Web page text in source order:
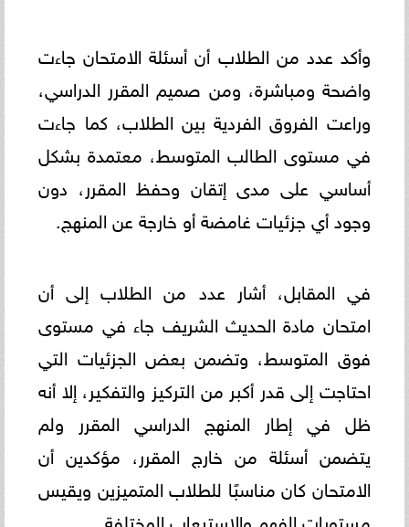
وأكد عدد من الطلاب أن أسئلة الامتحان جاءت
واضحة ومباشرة، ومن صميم المقرر الدراسي،
وراعت الفروق الفردية بين الطلاب، كما جاءت
في مستوى الطالب المتوسط، معتمدة بشكل
أساسي على مدى إتقان وحفظ المقرر، دون
وجود أي جزئيات غامضة أو خارجة عن المنهج.
في المقابل، أشار عدد من الطلاب إلى أن
امتحان مادة الحديث الشريف جاء في مستوى
فوق المتوسط، وتضمن بعض الجزئيات التي
احتاجت إلى قدر أكبر من التركيز والتفكير، إلا أنه
ظل في إطار المنهج الدراسي المقرر ولم
يتضمن أسئلة من خارج المقرر، مؤكدين أن
الامتحان كان مناسبًا للطلاب المتميزين ويقيس
مستويات الفهم والاستيعاب المختلفة.